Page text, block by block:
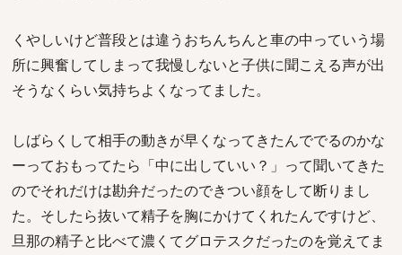
くやしいけど普段とは違うおちんちんと車の中っていう場
所に興奮してしまって我慢しないと子供に聞こえる声が出
そうなくらい気持ちよくなってました。
しばらくして相手の動きが早くなってきたんででるのかな
ーっておもってたら「中に出していい？」って聞いてきた
のでそれだけは勘弁だったのできつい顔をして断りまし
た。そしたら抜いて精子を胸にかけてくれたんですけど、
旦那の精子と比べて濃くてグロテスクだったのを覚えてま